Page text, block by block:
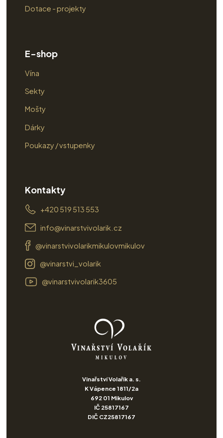
Dotace - projekty
E-shop
Vína
Sekty
Mošty
Dárky
Poukazy / vstupenky
Kontakty
+420 519 513 553
info@vinarstvivolarik.cz
@vinarstvivolarikmikulovmikulov
@vinarstvi_volarik
@vinarstvivolarik3605
Vinařství Volařík a. s.
K Vápence 1811/2a
692 01 Mikulov
IČ 25817167
DIČ CZ25817167